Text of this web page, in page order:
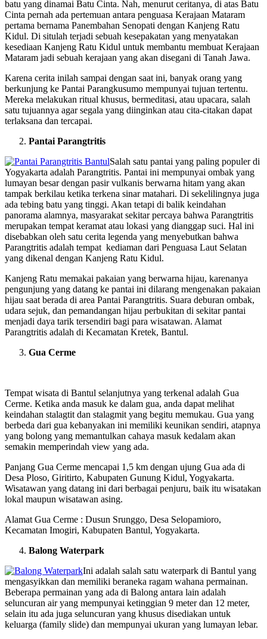
batu yang dinamai Batu Cinta. Nah, menurut ceritanya, di atas Batu
Cinta pernah ada pertemuan antara penguasa Kerajaan Mataram
pertama bernama Panembahan Senopati dengan Kanjeng Ratu
Kidul. Di situlah terjadi sebuah kesepakatan yang menyatakan
kesediaan Kanjeng Ratu Kidul untuk membantu membuat Kerajaan
Mataram jadi sebuah kerajaan yang akan disegani di Tanah Jawa.
Karena cerita inilah sampai dengan saat ini, banyak orang yang
berkunjung ke Pantai Parangkusumo mempunyai tujuan tertentu.
Mereka melakukan ritual khusus, bermeditasi, atau upacara, salah
satu tujuannya agar segala yang diinginkan atau cita-citakan dapat
terlaksana dan tercapai.
Pantai Parangtritis
Salah satu pantai yang paling populer di
Yogyakarta adalah Parangtritis. Pantai ini mempunyai ombak yang
lumayan besar dengan pasir vulkanis berwarna hitam yang akan
tampak berkilau ketika terkena sinar matahari. Di sekelilingnya juga
ada tebing batu yang tinggi. Akan tetapi di balik keindahan
panorama alamnya, masyarakat sekitar percaya bahwa Parangtritis
merupakan tempat keramat atau lokasi yang dianggap suci. Hal ini
disebabkan oleh satu cerita legenda yang menyebutkan bahwa
Parangtritis adalah tempat kediaman dari Penguasa Laut Selatan
yang dikenal dengan Kanjeng Ratu Kidul.
Kanjeng Ratu memakai pakaian yang berwarna hijau, karenanya
pengunjung yang datang ke pantai ini dilarang mengenakan pakaian
hijau saat berada di area Pantai Parangtritis. Suara deburan ombak,
udara sejuk, dan pemandangan hijau perbukitan di sekitar pantai
menjadi daya tarik tersendiri bagi para wisatawan. Alamat
Parangtritis adalah di Kecamatan Kretek, Bantul.
Gua Cerme
Tempat wisata di Bantul selanjutnya yang terkenal adalah Gua
Cerme. Ketika anda masuk ke dalam gua, anda dapat melihat
keindahan stalagtit dan stalagmit yang begitu memukau. Gua yang
berbeda dari gua kebanyakan ini memiliki keunikan sendiri, atapnya
yang bolong yang memantulkan cahaya masuk kedalam akan
semakin memperindah view yang ada.
Panjang Gua Cerme mencapai 1,5 km dengan ujung Gua ada di
Desa Ploso, Giritirto, Kabupaten Gunung Kidul, Yogyakarta.
Wisatawan yang datang ini dari berbagai penjuru, baik itu wisatakan
lokal maupun wisatawan asing.
Alamat Gua Cerme : Dusun Srunggo, Desa Selopamioro,
Kecamatan Imogiri, Kabupaten Bantul, Yogyakarta.
Balong Waterpark
Ini adalah salah satu waterpark di Bantul yang
mengasyikkan dan memiliki beraneka ragam wahana permainan.
Beberapa permainan yang ada di Balong antara lain adalah
seluncuran air yang mempunyai ketinggian 9 meter dan 12 meter,
selain itu ada juga seluncuran yang khusus disediakan untuk
keluarga (family slide) dan mempunyai ukuran yang lumayan lebar.